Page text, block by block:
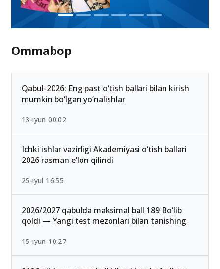
Ommabop
Qabul-2026: Eng past o‘tish ballari bilan kirish
mumkin bo‘lgan yo‘nalishlar
13-iyun 00:02
Ichki ishlar vazirligi Akademiyasi o‘tish ballari
2026 rasman e’lon qilindi
25-iyul 16:55
2026/2027 qabulda maksimal ball 189 Bo‘lib
qoldi — Yangi test mezonlari bilan tanishing